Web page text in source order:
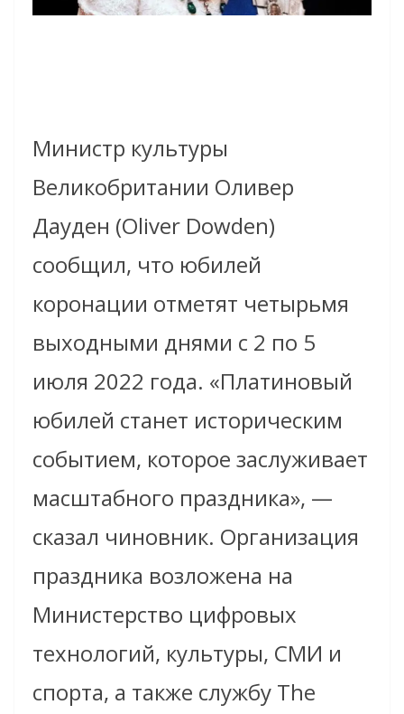
Министр культуры
Великобритании Оливер
Дауден (Oliver Dowden)
сообщил, что юбилей
коронации отметят четырьмя
выходными днями с 2 по 5
июля 2022 года. «Платиновый
юбилей станет историческим
событием, которое заслуживает
масштабного праздника», —
сказал чиновник. Организация
праздника возложена на
Министерство цифровых
технологий, культуры, СМИ и
спорта, а также службу The